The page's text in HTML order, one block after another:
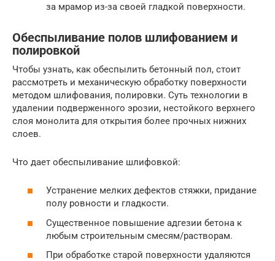
за мрамор из-за своей гладкой поверхности.
Обеспыливание полов шлифованием и
полировкой
Чтобы узнать, как обеспылить бетонный пол, стоит
рассмотреть и механическую обработку поверхности
методом шлифования, полировки. Суть технологии в
удалении подверженного эрозии, нестойкого верхнего
слоя монолита для открытия более прочных нижних
слоев.
Что дает обеспыливание шлифовкой:
Устранение мелких дефектов стяжки, придание
полу ровности и гладкости.
Существенное повышение адгезии бетона к
любым строительным смесям/растворам.
При обработке старой поверхности удаляются